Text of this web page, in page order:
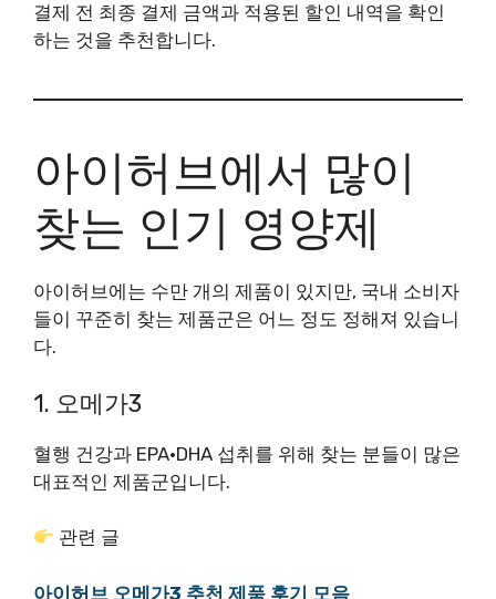
결제 전 최종 결제 금액과 적용된 할인 내역을 확인
하는 것을 추천합니다.
아이허브에서 많이
찾는 인기 영양제
아이허브에는 수만 개의 제품이 있지만, 국내 소비자
들이 꾸준히 찾는 제품군은 어느 정도 정해져 있습니
다.
1. 오메가3
혈행 건강과 EPA·DHA 섭취를 위해 찾는 분들이 많은
대표적인 제품군입니다.
관련 글
아이허브 오메가3 추천 제품 후기 모음